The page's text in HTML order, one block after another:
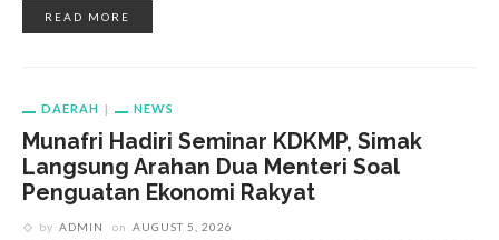
READ MORE
DAERAH NEWS
Munafri Hadiri Seminar KDKMP, Simak
Langsung Arahan Dua Menteri Soal
Penguatan Ekonomi Rakyat
by ADMIN on AUGUST 5, 2026